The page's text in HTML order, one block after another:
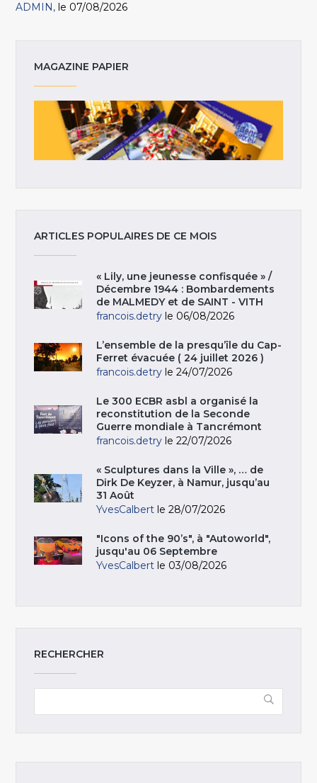
ADMIN le 07/08/2026
MAGAZINE PAPIER
ARTICLES POPULAIRES DE CE MOIS
« Lily, une jeunesse confisquée » /
Décembre 1944 : Bombardements
de MALMEDY et de SAINT - VITH
francois.detry le 06/08/2026
L’ensemble de la presqu’île du Cap-
Ferret évacuée ( 24 juillet 2026 )
francois.detry le 24/07/2026
Le 300 ECBR asbl a organisé la
reconstitution de la Seconde
Guerre mondiale à Tancrémont
francois.detry le 22/07/2026
« Sculptures dans la Ville », … de
Dirk De Keyzer, à Namur, jusqu’au
31 Août
YvesCalbert le 28/07/2026
"Icons of the 90’s", à "Autoworld",
jusqu'au 06 Septembre
YvesCalbert le 03/08/2026
RECHERCHER